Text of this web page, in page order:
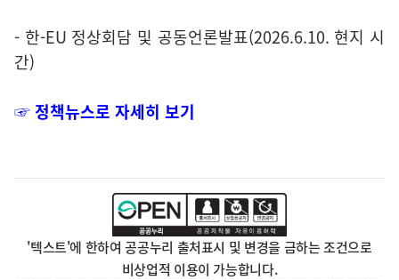
- 한-EU 정상회담 및 공동언론발표(2026.6.10. 현지 시
간)
☞ 정책뉴스로 자세히 보기
'텍스트'에 한하여 공공누리 출처표시 및 변경을 금하는 조건으로
비상업적 이용이 가능합니다.